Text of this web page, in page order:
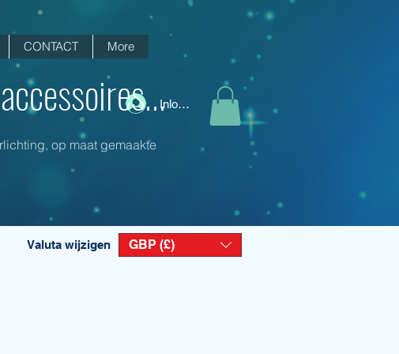
CONTACT More
Inloggen
op maat gemaakte
Valuta wijzigen GBP (£)